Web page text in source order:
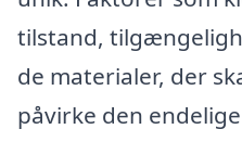
tilstand,
de materialer, der
påvirke den